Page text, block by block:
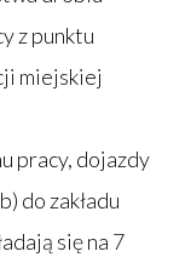
z punktu
miejskiej
pracy, dojazdy
do zakładu
się na 7